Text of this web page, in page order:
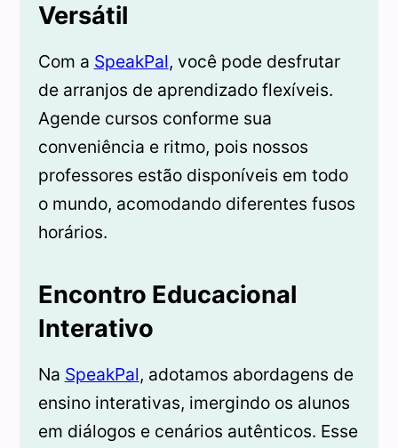
Versátil
Com a SpeakPal, você pode desfrutar
de arranjos de aprendizado flexíveis.
Agende cursos conforme sua
conveniência e ritmo, pois nossos
professores estão disponíveis em todo
o mundo, acomodando diferentes fusos
horários.
Encontro Educacional
Interativo
Na SpeakPal, adotamos abordagens de
ensino interativas, imergindo os alunos
em diálogos e cenários autênticos. Esse